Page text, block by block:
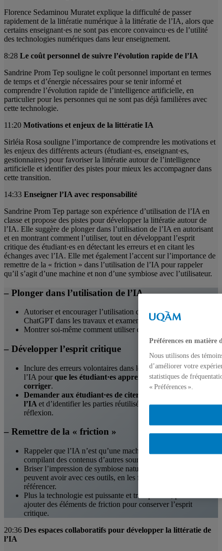
Florence Sedaminou Muratet explique la difficulté de passer
rapidement de la littératie numérique à la littératie de l’IA, alors que
certains enseignant·es ne sont pas encore convaincu·es de l’utilité
des technologies numériques dans leur enseignement.
8:28 Le coût personnel de suivre l’évolution rapide de l’IA
Sandrine Prom Tep souligne le coût personnel important en termes
de temps et d’énergie nécessaires pour se tenir informé et
comprendre l’évolution rapide de l’intelligence artificielle, en
particulier pour les personnes qui ne sont pas déjà familières avec
cette technologie.
11:20 Motivations et enjeux de la littératie IA
Sirléia Rosa souligne l’importance de comprendre les motivations et
les enjeux des différents acteurs (étudiant·es, enseignant·es,
gestionnaires) pour favoriser la littératie autour de l’intelligence
artificielle et identifier des pistes pour mieux les accompagner dans
cette transition.
14:33 Enseigner l’IA avec responsabilité
Sandrine Prom Tep partage son expérience d’utilisation de l’IA en
classe et propose des pistes pour développer la littératie autour de
l’IA. Elle suggère de plonger dans l’utilisation de l’IA en autorisant
et en montrant comment l’utiliser, tout en développant l’esprit
critique des étudiant·es en détectant les erreurs et en citant les
échanges avec l’IA. Elle met également l’accent sur l’importance de
remettre de la « friction » dans l’utilisation de l’IA pour rappeler
qu’il s’agit d’une machine et non d’une symbiose avec l’utilisateur.
– Plonger dans l’utilisation de l’IA
Autoriser et encourager l’utilisation de l’IA générative comme
ChatGPT dans les travaux et examens des étudiants.
Montrer soi-même comment utiliser ces outils IA en classe.
– Développer l’esprit critique
Inclure des erreurs volontaires dans les réponses générées par
l’IA pour que les étudiant·es apprennent à les détecter et
corriger.
Demander aux étudiant·es de citer leurs échanges avec
l’IA et d’identifier les parties réutilisées ou ayant inspiré leur
réflexion.
– Remettre de la « friction »
Rappeler que l’IA n’est qu’une machine pouvant se tromper et
compilant des contenus d’autres sources.
Briser l’impression de symbiose naturelle que les étudiants
peuvent avoir avec ces outils, en les forçant à citer et
référencer.
Plus la technologie est puissante et transparente, plus il faut
ajouter des éléments de friction pour conserver l’esprit
critique.
20:36 Des espaces collaboratifs pour développer la littératie de
l’IA
Préférences en matière
Nous utilisons des
d’améliorer votre
statistiques de
« Préférences ».